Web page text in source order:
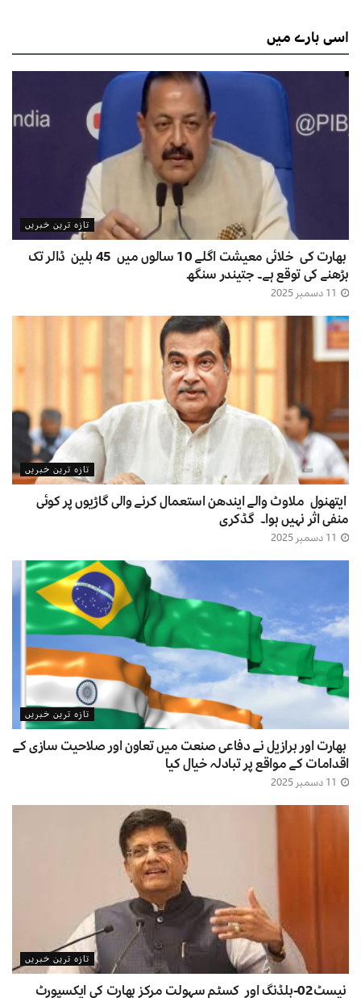
اسیبارے میں
تازہ ترین خبریں
بھارت کی خلائی معیشت اگلے 10 سالوں میں 45 بلین ڈالر تک
بڑھنے کی توقع ہے۔ جتیندر سنگھ
تازہ ترین خبریں
ایتھنول ملاوٹ والے ایندھن استعمال کرنے والی گاڑیوں پر کوئی
منفی اثر نہیں ہوا۔ گڈکری
تازہ ترین خبریں
بھارت اور برازیل نے دفاعی صنعت میں تعاون اور صلاحیت سازی کے
اقدامات کے مواقع پر تبادلہ خیال کیا
تازہ ترین خبریں
نیسٹ02-بلڈنگ اور کسٹم سہولت مرکز بھارت کی ایکسپورٹ